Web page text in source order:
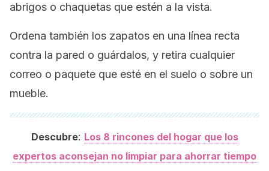
abrigos o chaquetas que estén a la vista.
Ordena también los zapatos en una línea recta
contra la pared o guárdalos, y retira cualquier
correo o paquete que esté en el suelo o sobre un
mueble.
Descubre: Los 8 rincones del hogar que los
expertos aconsejan no limpiar para ahorrar tiempo